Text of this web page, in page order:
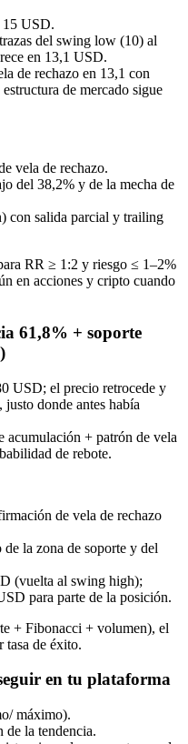
15 USD.
del swing low (10) al
en 13,1 USD.
de rechazo en 13,1 con
de mercado sigue
vela de rechazo.
del 38,2% y de la mecha de
con salida parcial y trailing
RR ≥ 1:2 y riesgo ≤ 1–2%
en acciones y cripto cuando
61,8% + soporte
USD; el precio retrocede y
donde antes había
acumulación + patrón de vela
de rebote.
de vela de rechazo
la zona de soporte y del
(vuelta al swing high);
para parte de la posición.
+ Fibonacci + volumen), el
tasa de éxito.
en tu plataforma
máximo).
de la tendencia.